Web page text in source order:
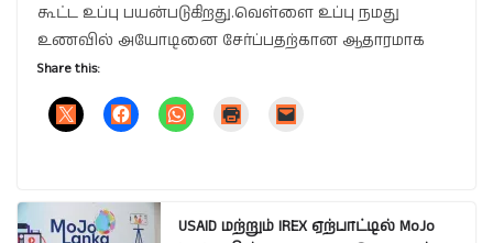
கூட்ட உப்பு பயன்படுகிறது.வெள்ளை உப்பு நமது
உணவில் அயோடினை சேர்ப்பதற்கான ஆதாரமாக
Share this:
USAID மற்றும் IREX ஏற்பாட்டில் MoJo